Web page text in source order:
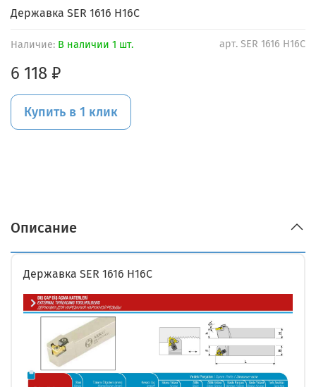
арт. SER 1616 H16C
Наличие: В наличии 1 шт.
6 118 ₽
Купить в 1 клик
Державка SER 1616 H16C
Описание
Державка SER 1616 H16C